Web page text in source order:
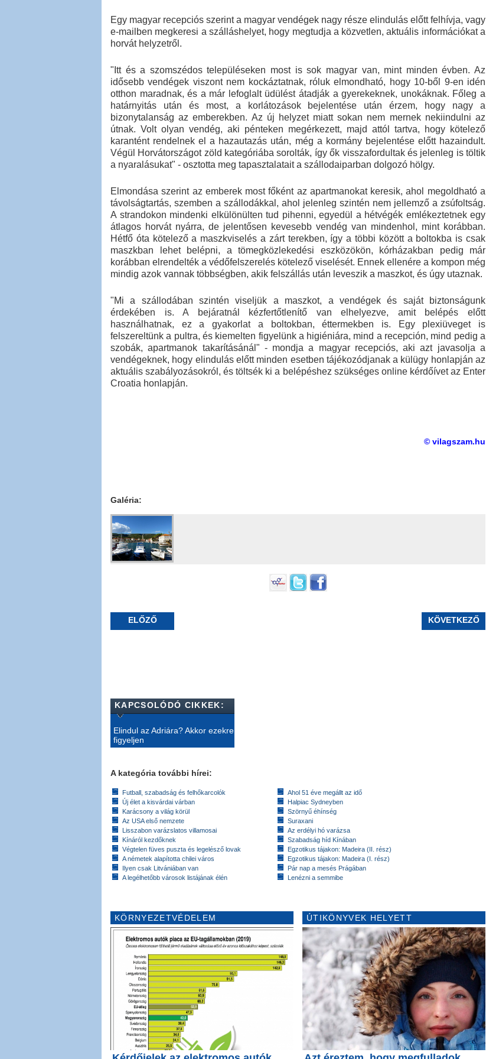
Egy magyar recepciós szerint a magyar vendégek nagy része elindulás előtt felhívja, vagy
e-mailben megkeresi a szálláshelyet, hogy megtudja a közvetlen, aktuális információkat a
horvát helyzetről.
"Itt és a szomszédos településeken most is sok magyar van, mint minden évben. Az
idősebb vendégek viszont nem kockáztatnak, róluk elmondható, hogy 10-ből 9-en idén
otthon maradnak, és a már lefoglalt üdülést átadják a gyerekeknek, unokáknak. Főleg a
határnyitás után és most, a korlátozások bejelentése után érzem, hogy nagy a
bizonytalanság az emberekben. Az új helyzet miatt sokan nem mernek nekiindulni az
útnak. Volt olyan vendég, aki pénteken megérkezett, majd attól tartva, hogy kötelező
karantént rendelnek el a hazautazás után, még a kormány bejelentése előtt hazaindult.
Végül Horvátországot zöld kategóriába sorolták, így ők visszafordultak és jelenleg is töltik
a nyaralásukat" - osztotta meg tapasztalatait a szállodaiparban dolgozó hölgy.
Elmondása szerint az emberek most főként az apartmanokat keresik, ahol megoldható a
távolságtartás, szemben a szállodákkal, ahol jelenleg szintén nem jellemző a zsúfoltság.
A strandokon mindenki elkülönülten tud pihenni, egyedül a hétvégék emlékeztetnek egy
átlagos horvát nyárra, de jelentősen kevesebb vendég van mindenhol, mint korábban.
Hétfő óta kötelező a maszkviselés a zárt terekben, így a többi között a boltokba is csak
maszkban lehet belépni, a tömegközlekedési eszközökön, kórházakban pedig már
korábban elrendelték a védőfelszerelés kötelező viselését. Ennek ellenére a kompon még
mindig azok vannak többségben, akik felszállás után leveszik a maszkot, és úgy utaznak.
"Mi a szállodában szintén viseljük a maszkot, a vendégek és saját biztonságunk
érdekében is. A bejáratnál kézfertőtlenítő van elhelyezve, amit belépés előtt
használhatnak, ez a gyakorlat a boltokban, éttermekben is. Egy plexiüveget is
felszereltünk a pultra, és kiemelten figyelünk a higiéniára, mind a recepción, mind pedig a
szobák, apartmanok takarításánál" - mondja a magyar recepciós, aki azt javasolja a
vendégeknek, hogy elindulás előtt minden esetben tájékozódjanak a külügy honlapján az
aktuális szabályozásokról, és töltsék ki a belépéshez szükséges online kérdőívet az Enter
Croatia honlapján.
© vilagszam.hu
Galéria:
ELŐZŐ KÖVETKEZŐ
KAPCSOLÓDÓ CIKKEK:
Elindul az Adriára? Akkor ezekre
figyeljen
A kategória további hírei:
Futball, szabadság és felhőkarcolók
Új élet a kisvárdai várban
Karácsony a világ körül
Az USA első nemzete
Lisszabon varázslatos villamosai
Kínáról kezdőknek
Végtelen füves puszta és legelésző lovak
A németek alapította chilei város
Ilyen csak Litvániában van
A legélhetőbb városok listájának élén
Ahol 51 éve megállt az idő
Halpiac Sydneyben
Szörnyű éhínség
Suraxani
Az erdélyi hó varázsa
Szabadság híd Kínában
Egzotikus tájakon: Madeira (II. rész)
Egzotikus tájakon: Madeira (I. rész)
Pár nap a mesés Prágában
Lenézni a semmibe
KÖRNYEZETVÉDELEM ÚTIKÖNYVEK HELYETT